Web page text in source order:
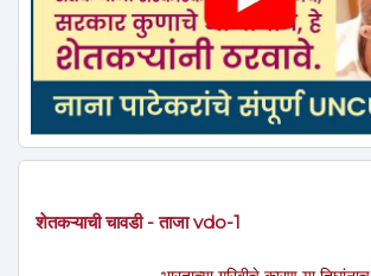
शेतकऱ्याची चावडी - ताजा vdo-1